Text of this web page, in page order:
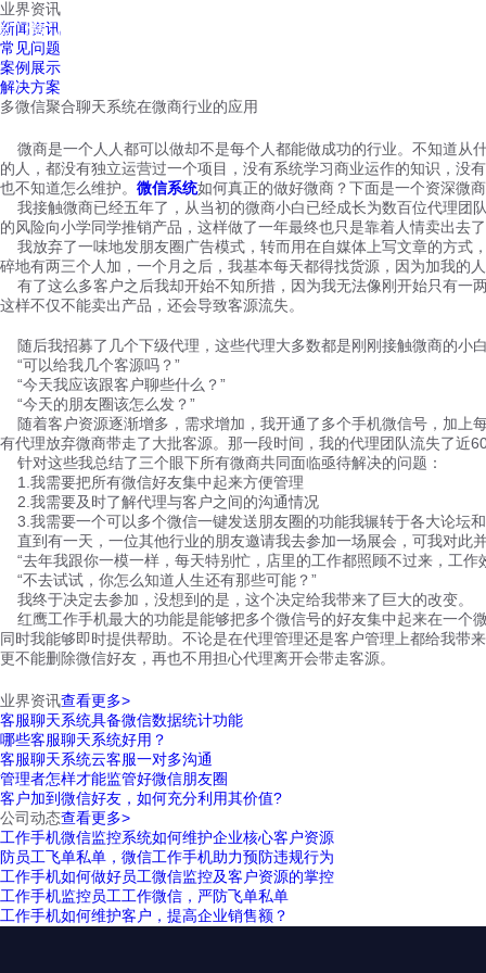
红鹰工作手机
业界资讯
新闻资讯
常见问题
案例展示
解决方案
多微信聚合聊天系统在微商行业的应用
微商是一个人人都可以做却不是每个人都能做成功的行业。不知道从
的人，都没有独立运营过一个项目，没有系统学习商业运作的知识，没
也不知道怎么维护。 微信系统如何真正的做好微商？下面是一个资深微
我接触微商已经五年了，从当初的微商小白已经成长为数百位代理团
的风险向小学同学推销产品，这样做了一年最终也只是靠着人情卖出去
我放弃了一味地发朋友圈广告模式，转而用在自媒体上写文章的方式
碎地有两三个人加，一个月之后，我基本每天都得找货源，因为加我的
有了这么多客户之后我却开始不知所措，因为我无法像刚开始只有一
这样不仅不能卖出产品，还会导致客源流失。
随后我招募了几个下级代理，这些代理大多数都是刚刚接触微商的小
“可以给我几个客源吗？”
“今天我应该跟客户聊些什么？”
“今天的朋友圈该怎么发？”
随着客户资源逐渐增多，需求增加，我开通了多个手机微信号，加上
有代理放弃微商带走了大批客源。那一段时间，我的代理团队流失了近
针对这些我总结了三个眼下所有微商共同面临亟待解决的问题：
1.我需要把所有微信好友集中起来方便管理
2.我需要及时了解代理与客户之间的沟通情况
3.我需要一个可以多个微信一键发送朋友圈的功能我辗转于各大论坛
直到有一天，一位其他行业的朋友邀请我去参加一场展会，可我对此
“去年我跟你一模一样，每天特别忙，店里的工作都照顾不过来，工
“不去试试，你怎么知道人生还有那些可能？”
我终于决定去参加，没想到的是，这个决定给我带来了巨大的改变。
红鹰工作手机最大的功能是能够把多个微信号的好友集中起来在一个
同时我能够即时提供帮助。不论是在代理管理还是客户管理上都给我带
更不能删除微信好友，再也不用担心代理离开会带走客源。
业界资讯查看更多>
客服聊天系统具备微信数据统计功能
哪些客服聊天系统好用？
客服聊天系统云客服一对多沟通
管理者怎样才能监管好微信朋友圈
客户加到微信好友，如何充分利用其价值?
公司动态查看更多>
工作手机微信监控系统如何维护企业核心客户资源
防员工飞单私单，微信工作手机助力预防违规行为
工作手机如何做好员工微信监控及客户资源的掌控
工作手机监控员工工作微信，严防飞单私单
工作手机如何维护客户，提高企业销售额？